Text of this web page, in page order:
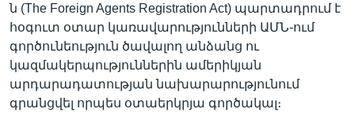
ն (The Foreign Agents Registration Act) պարտադրում է
հօգուտ օտար կառավարությունների ԱՄՆ-ում
գործունեություն ծավալող անձանց ու
կազմակերպություններին ամերիկյան
արդարադատության նախարարությունում
գրանցվել որպես օտաերկրյա գործակալ։